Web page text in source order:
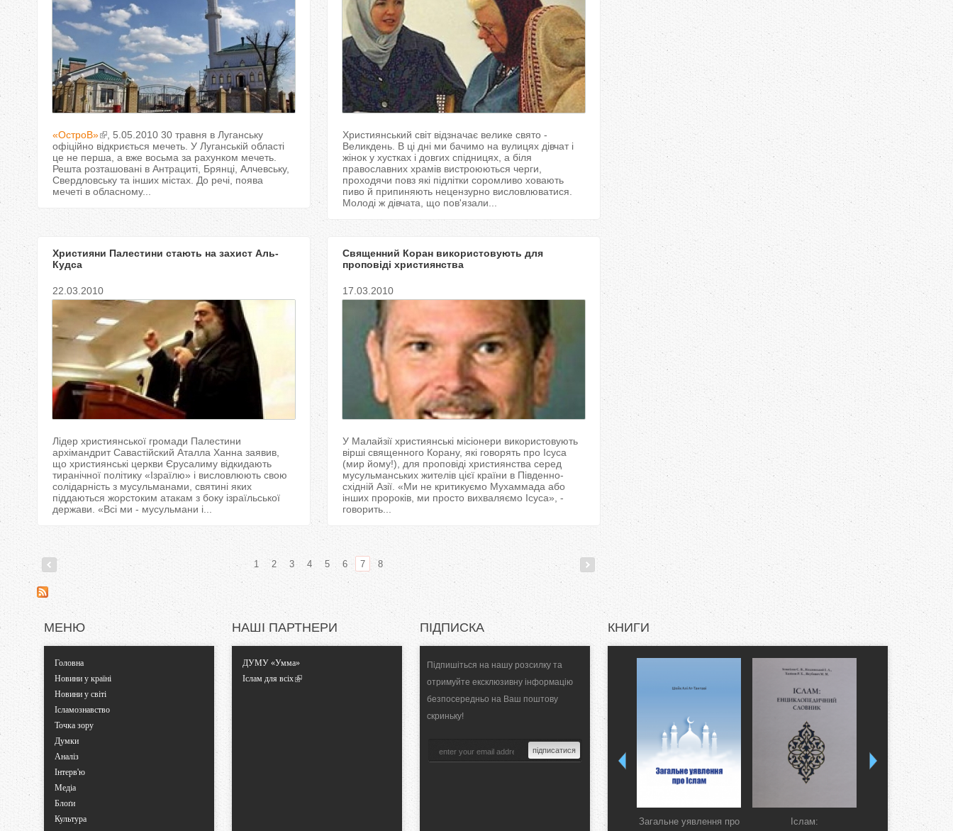
«ОстроВ»
, 5.05.2010 30 травня в Луганську
офіційно відкриється мечеть. У Луганській області
це не перша, а вже восьма за рахунком мечеть.
Решта розташовані в Антрациті, Брянці, Алчевську,
Свердловську та інших містах. До речі, поява
мечеті в обласному...
Християнський світ відзначає велике свято -
Великдень. В ці дні ми бачимо на вулицях дівчат і
жінок у хустках і довгих спідницях, а біля
православних храмів вистроюються черги,
проходячи повз які підлітки соромливо ховають
пиво й припиняють нецензурно висловлюватися.
Молоді ж дівчата, що пов'язали...
Християни Палестини стають на захист Аль-
Кудса
22.03.2010
Лідер християнської громади Палестини
архімандрит Савастійский Аталла Ханна заявив,
що християнські церкви Єрусалиму відкидають
тиранічної політику «Ізраїлю» і висловлюють свою
солідарність з мусульманами, святині яких
піддаються жорстоким атакам з боку ізраїльської
держави. «Всі ми - мусульмани і...
Священний Коран використовують для
проповіді християнства
17.03.2010
У Малайзії християнські місіонери використовують
вірші священного Корану, які говорять про Ісуса
(мир йому!), для проповіді християнства серед
мусульманських жителів цієї країни в Південно-
східній Азії. «Ми не критикуємо Мухаммада або
інших пророків, ми просто вихваляємо Ісуса», -
говорить...
С
о
і
и
1 2 3 4 5 6 7 8
МЕНЮ
Головна
Новини у країні
Новини у світі
Ісламознавство
Точка зору
Думки
Аналіз
Інтерв'ю
Медіа
Блоґи
Культура
НАШІ ПАРТНЕРИ
ДУМУ «Умма»
Іслам для всіх
ПІДПИСКА
Підпишіться на нашу розсилку та
отримуйте ексклюзивну інформацію
безпосередньо на Ваш поштову
скриньку!
КНИГИ
Загальне уявлення про Іслам: Коран.